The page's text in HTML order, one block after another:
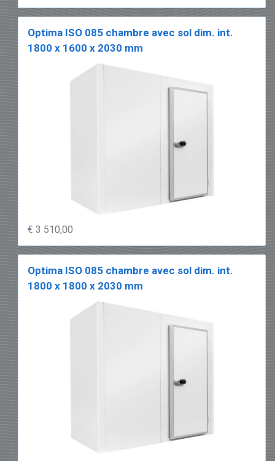
Optima ISO 085 chambre avec sol dim. int.
1800 x 1600 x 2030 mm
€ 3 510,00
Optima ISO 085 chambre avec sol dim. int.
1800 x 1800 x 2030 mm